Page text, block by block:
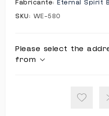
Fabricante: Eternal Spirit
SKU: WE-580
Please select the
from